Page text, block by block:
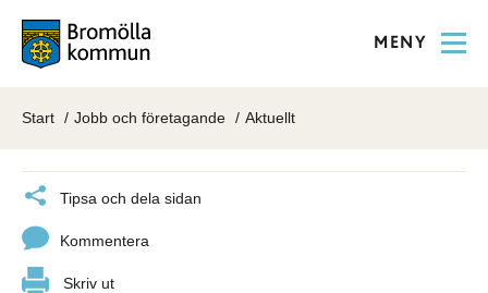
MENY
Start Jobb och företagande Aktuellt
Tipsa och dela sidan
Kommentera
Skriv ut